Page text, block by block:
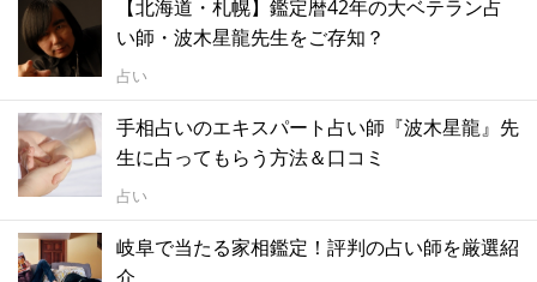
【北海道・札幌】鑑定暦42年の大ベテラン占
い師・波木星龍先生をご存知？
占い
手相占いのエキスパート占い師『波木星龍』先
生に占ってもらう方法＆口コミ
占い
岐阜で当たる家相鑑定！評判の占い師を厳選紹